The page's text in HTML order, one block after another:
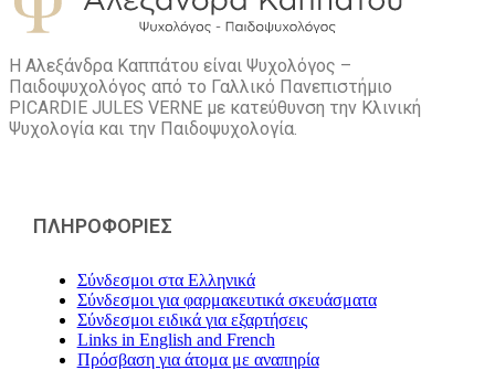
Η Αλεξάνδρα Καππάτου είναι Ψυχολόγος –
Παιδοψυχολόγος από το Γαλλικό Πανεπιστήμιο
PICARDIE JULES VERNE με κατεύθυνση την Kλινική
Ψυχολογία και την Παιδοψυχολογία.
ΠΛΗΡΟΦΟΡΙΕΣ
Σύνδεσμοι στα Ελληνικά
Σύνδεσμοι για φαρμακευτικά σκευάσματα
Σύνδεσμοι ειδικά για εξαρτήσεις
Links in English and French
Πρόσβαση για άτομα με αναπηρία